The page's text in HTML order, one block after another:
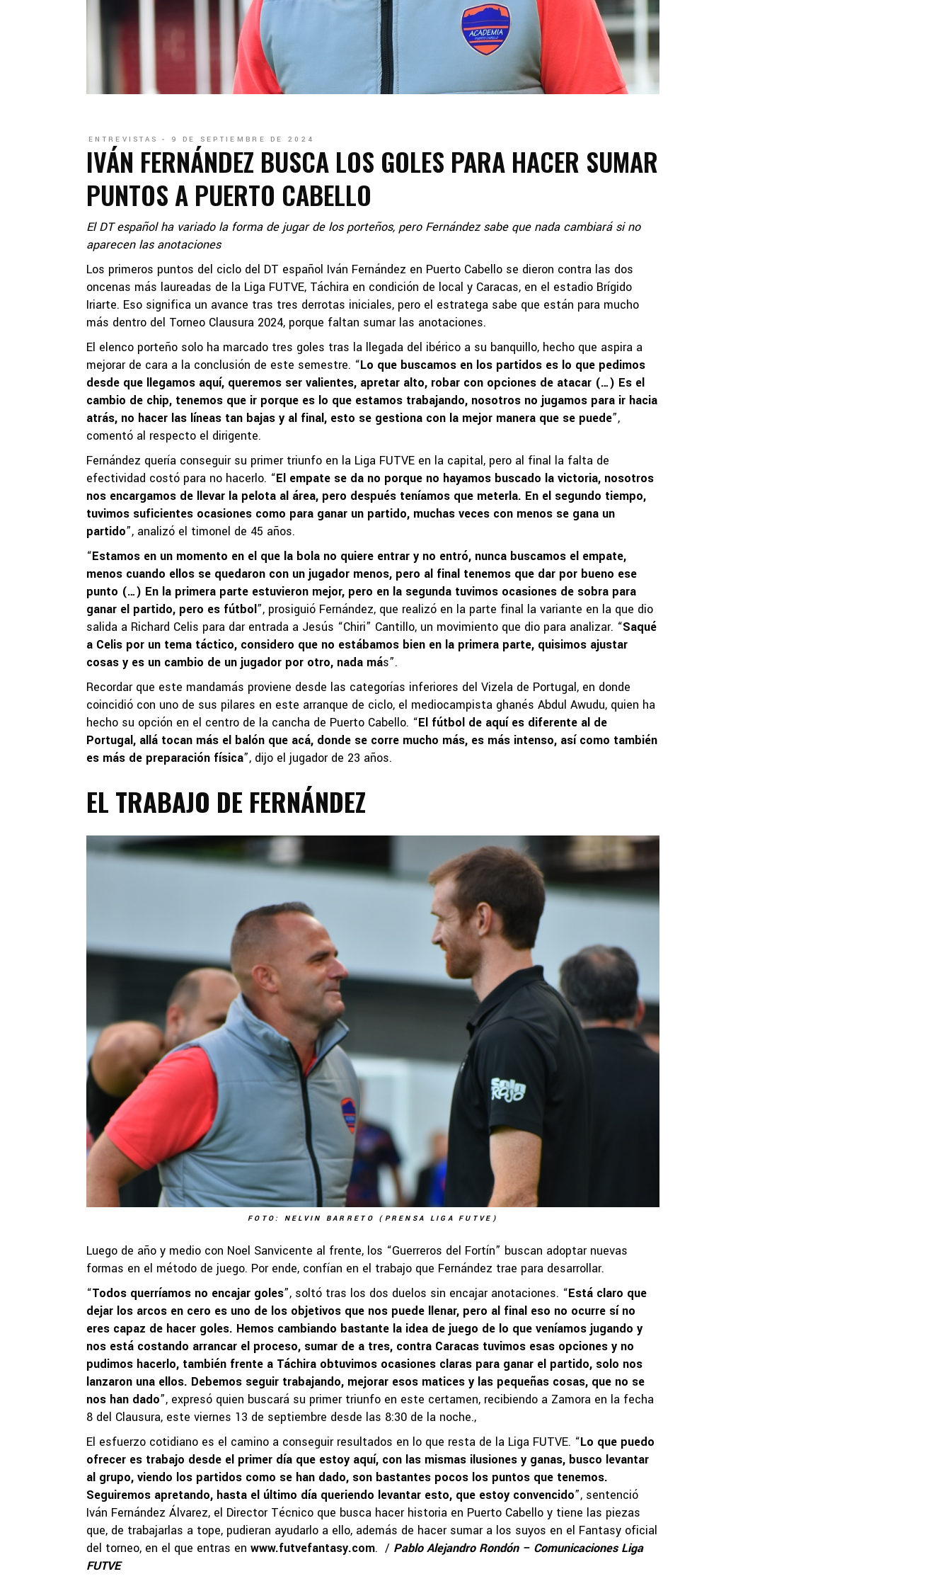
ENTREVISTAS 9 DE SEPTIEMBRE DE 2024
IVÁN FERNÁNDEZ BUSCA LOS GOLES PARA HACER SUMAR
PUNTOS A PUERTO CABELLO
El DT español ha variado la forma de jugar de los porteños, pero Fernández sabe que nada cambiará si no
aparecen las anotaciones
Los primeros puntos del ciclo del DT español Iván Fernández en Puerto Cabello se dieron contra las dos
oncenas más laureadas de la Liga FUTVE, Táchira en condición de local y Caracas, en el estadio Brígido
Iriarte. Eso significa un avance tras tres derrotas iniciales, pero el estratega sabe que están para mucho
más dentro del Torneo Clausura 2024, porque faltan sumar las anotaciones.
El elenco porteño solo ha marcado tres goles tras la llegada del ibérico a su banquillo, hecho que aspira a
mejorar de cara a la conclusión de este semestre. “Lo que buscamos en los partidos es lo que pedimos
desde que llegamos aquí, queremos ser valientes, apretar alto, robar con opciones de atacar (…) Es el
cambio de chip, tenemos que ir porque es lo que estamos trabajando, nosotros no jugamos para ir hacia
atrás, no hacer las líneas tan bajas y al final, esto se gestiona con la mejor manera que se puede”,
comentó al respecto el dirigente.
Fernández quería conseguir su primer triunfo en la Liga FUTVE en la capital, pero al final la falta de
efectividad costó para no hacerlo. “El empate se da no porque no hayamos buscado la victoria, nosotros
nos encargamos de llevar la pelota al área, pero después teníamos que meterla. En el segundo tiempo,
tuvimos suficientes ocasiones como para ganar un partido, muchas veces con menos se gana un
partido”, analizó el timonel de 45 años.
“Estamos en un momento en el que la bola no quiere entrar y no entró, nunca buscamos el empate,
menos cuando ellos se quedaron con un jugador menos, pero al final tenemos que dar por bueno ese
punto (…) En la primera parte estuvieron mejor, pero en la segunda tuvimos ocasiones de sobra para
ganar el partido, pero es fútbol”, prosiguió Fernández, que realizó en la parte final la variante en la que dio
salida a Richard Celis para dar entrada a Jesús “Chiri” Cantillo, un movimiento que dio para analizar. “Saqué
a Celis por un tema táctico, considero que no estábamos bien en la primera parte, quisimos ajustar
cosas y es un cambio de un jugador por otro, nada más”.
Recordar que este mandamás proviene desde las categorías inferiores del Vizela de Portugal, en donde
coincidió con uno de sus pilares en este arranque de ciclo, el mediocampista ghanés Abdul Awudu, quien ha
hecho su opción en el centro de la cancha de Puerto Cabello. “El fútbol de aquí es diferente al de
Portugal, allá tocan más el balón que acá, donde se corre mucho más, es más intenso, así como también
es más de preparación física”, dijo el jugador de 23 años.
EL TRABAJO DE FERNÁNDEZ
FOTO: NELVIN BARRETO (PRENSA LIGA FUTVE)
Luego de año y medio con Noel Sanvicente al frente, los “Guerreros del Fortín” buscan adoptar nuevas
formas en el método de juego. Por ende, confían en el trabajo que Fernández trae para desarrollar.
“Todos querríamos no encajar goles”, soltó tras los dos duelos sin encajar anotaciones. “Está claro que
dejar los arcos en cero es uno de los objetivos que nos puede llenar, pero al final eso no ocurre sí no
eres capaz de hacer goles. Hemos cambiando bastante la idea de juego de lo que veníamos jugando y
nos está costando arrancar el proceso, sumar de a tres, contra Caracas tuvimos esas opciones y no
pudimos hacerlo, también frente a Táchira obtuvimos ocasiones claras para ganar el partido, solo nos
lanzaron una ellos. Debemos seguir trabajando, mejorar esos matices y las pequeñas cosas, que no se
nos han dado”, expresó quien buscará su primer triunfo en este certamen, recibiendo a Zamora en la fecha
8 del Clausura, este viernes 13 de septiembre desde las 8:30 de la noche.,
El esfuerzo cotidiano es el camino a conseguir resultados en lo que resta de la Liga FUTVE. “Lo que puedo
ofrecer es trabajo desde el primer día que estoy aquí, con las mismas ilusiones y ganas, busco levantar
al grupo, viendo los partidos como se han dado, son bastantes pocos los puntos que tenemos.
Seguiremos apretando, hasta el último día queriendo levantar esto, que estoy convencido”, sentenció
Iván Fernández Álvarez, el Director Técnico que busca hacer historia en Puerto Cabello y tiene las piezas
que, de trabajarlas a tope, pudieran ayudarlo a ello, además de hacer sumar a los suyos en el Fantasy oficial
del torneo, en el que entras en www.futvefantasy.com. / Pablo Alejandro Rondón – Comunicaciones Liga
FUTVE